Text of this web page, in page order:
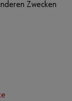
Zwecken